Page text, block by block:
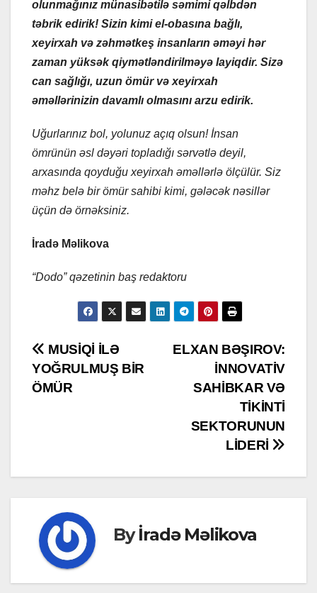
olunmağınız münasibətilə səmimi qəlbdən
təbrik edirik! Sizin kimi el-obasına bağlı,
xeyirxah və zəhmətkeş insanların əməyi hər
zaman yüksək qiymətləndirilməyə layiqdir. Sizə
can sağlığı, uzun ömür və xeyirxah
əməllərinizin davamlı olmasını arzu edirik.
Uğurlarınız bol, yolunuz açıq olsun! İnsan
ömrünün əsl dəyəri topladığı sərvətlə deyil,
arxasında qoyduğu xeyirxah əməllərlə ölçülür. Siz
məhz belə bir ömür sahibi kimi, gələcək nəsillər
üçün də örnəksiniz.
İradə Məlikova
“Dodo” qəzetinin baş redaktoru
Post
navigation
ELXAN BƏŞIROV:
İNNOVATİV
SAHİBKAR VƏ
TİKİNTİ
SEKTORUNUN
LİDERİ
MUSİQİ İLƏ
YOĞRULMUŞ BİR
ÖMÜR
Byİradə Məlikova